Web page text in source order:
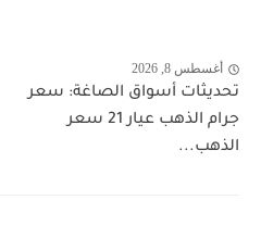
أغسطس 8, 2026
تحديثات أسواق الصاغة: سعر
جرام الذهب عيار 21 سعر
الذهب...